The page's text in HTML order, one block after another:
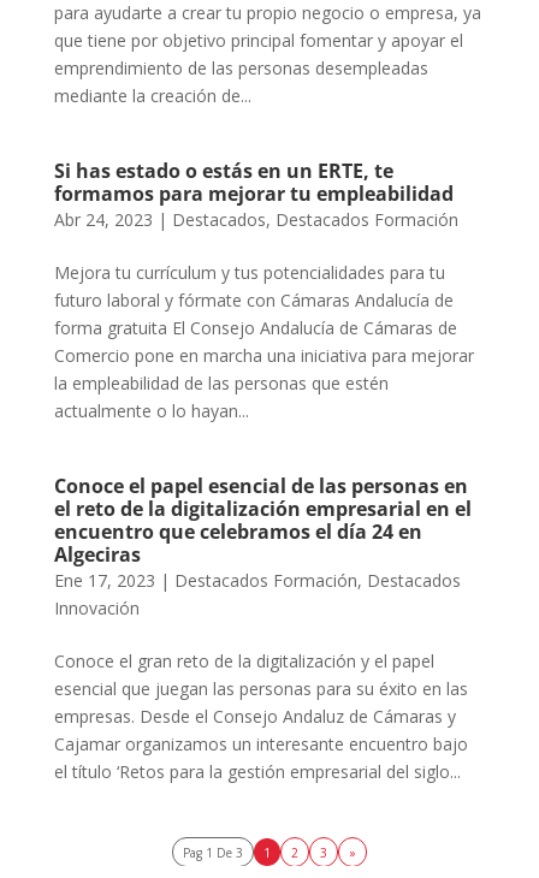
para ayudarte a crear tu propio negocio o empresa, ya
que tiene por objetivo principal fomentar y apoyar el
emprendimiento de las personas desempleadas
mediante la creación de...
Si has estado o estás en un ERTE, te
formamos para mejorar tu empleabilidad
Abr 24, 2023 | Destacados, Destacados Formación
Mejora tu currículum y tus potencialidades para tu
futuro laboral y fórmate con Cámaras Andalucía de
forma gratuita El Consejo Andalucía de Cámaras de
Comercio pone en marcha una iniciativa para mejorar
la empleabilidad de las personas que estén
actualmente o lo hayan...
Conoce el papel esencial de las personas en
el reto de la digitalización empresarial en el
encuentro que celebramos el día 24 en
Algeciras
Ene 17, 2023 | Destacados Formación, Destacados
Innovación
Conoce el gran reto de la digitalización y el papel
esencial que juegan las personas para su éxito en las
empresas. Desde el Consejo Andaluz de Cámaras y
Cajamar organizamos un interesante encuentro bajo
el título ‘Retos para la gestión empresarial del siglo...
Pag 1 De 3 1 2 3 »